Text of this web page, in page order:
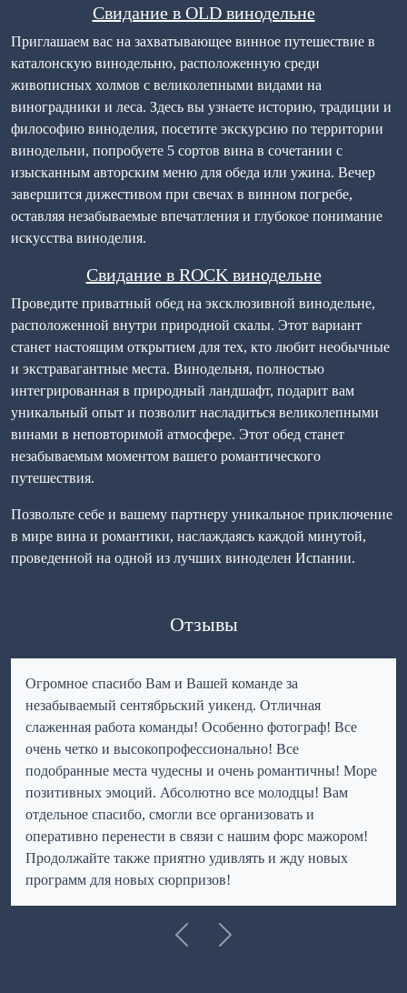
Свидание в OLD винодельне
Приглашаем вас на захватывающее винное путешествие в
каталонскую винодельню, расположенную среди
живописных холмов с великолепными видами на
виноградники и леса. Здесь вы узнаете историю, традиции и
философию виноделия, посетите экскурсию по территории
винодельни, попробуете 5 сортов вина в сочетании с
изысканным авторским меню для обеда или ужина. Вечер
завершится дижестивом при свечах в винном погребе,
оставляя незабываемые впечатления и глубокое понимание
искусства виноделия.
Свидание в ROCK винодельне
Проведите приватный обед на эксклюзивной винодельне,
расположенной внутри природной скалы. Этот вариант
станет настоящим открытием для тех, кто любит необычные
и экстравагантные места. Винодельня, полностью
интегрированная в природный ландшафт, подарит вам
уникальный опыт и позволит насладиться великолепными
винами в неповторимой атмосфере. Этот обед станет
незабываемым моментом вашего романтического
путешествия.
Позвольте себе и вашему партнеру уникальное приключение
в мире вина и романтики, наслаждаясь каждой минутой,
проведенной на одной из лучших виноделен Испании.
Отзывы
Огромное спасибо Вам и Вашей команде за
незабываемый сентябрьский уикенд. Отличная
слаженная работа команды! Особенно фотограф! Все
очень четко и высокопрофессионально! Все
подобранные места чудесны и очень романтичны! Море
позитивных эмоций. Абсолютно все молодцы! Вам
отдельное спасибо, смогли все организовать и
оперативно перенести в связи с нашим форс мажором!
Продолжайте также приятно удивлять и жду новых
программ для новых сюрпризов!
PreviousДалее